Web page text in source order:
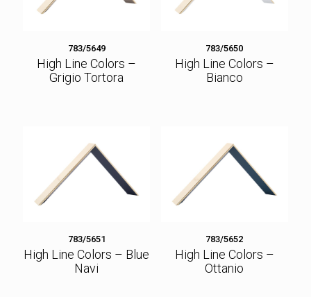
783/5649
High Line Colors –
Grigio Tortora
783/5650
High Line Colors –
Bianco
783/5651
High Line Colors – Blue
Navi
783/5652
High Line Colors –
Ottanio